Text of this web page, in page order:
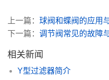
上一篇： 球阀和蝶阀的应用
下一篇： 调节阀常见的故障
相关新闻
Y型过滤器简介